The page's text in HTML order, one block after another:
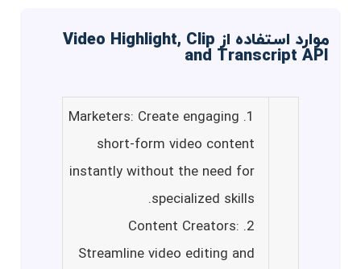
موارد استفاده از Video Highlight, Clip
and Transcript API
1. Marketers: Create engaging
short-form video content
instantly without the need for
specialized skills.
2. Content Creators:
Streamline video editing and